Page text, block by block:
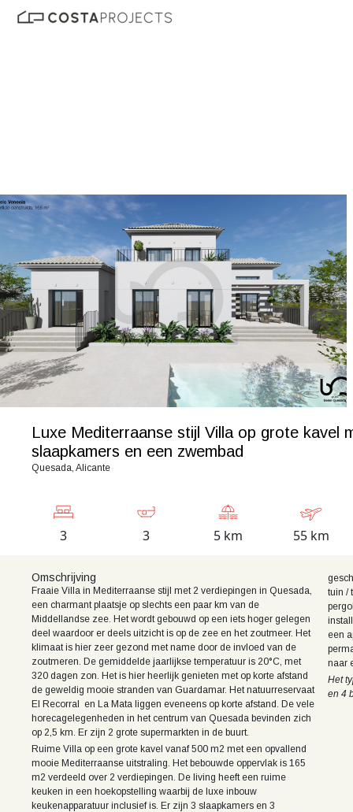
Luxe Mediterraanse stijl Villa op grote kavel
slaapkamers en een zwembad
Quesada, Alicante
3 3 5 km 55 km
Omschrijving
Fraaie Villa in Mediterraanse stijl met 2 verdiepingen in Quesada,
een charmant plaatsje op slechts een paar km van de
Middellandse zee. Het wordt gebouwd op een iets hoger gelegen
deel waardoor er deels uitzicht is op de zee en het zoutmeer. Het
klimaat is hier zeer gezond met name door de invloed van de
zoutmeren. De gemiddelde jaarlijkse temperatuur is 20°C, met
320 dagen zon. Het is hier heerlijk genieten met op korte afstand
de geweldig mooie stranden van Guardamar. Het natuurreservaat
El Recorral en La Mata liggen eveneens op korte afstand. De vele
horecagelegenheden in het centrum van Quesada bevinden zich
op 2,5 km. Er zijn 2 grote supermarkten in de buurt.
Ruime Villa op een grote kavel vanaf 500 m2 met een opvallend
mooie Mediterraanse uitstraling. Het bebouwde oppervlak is 165
m2 verdeeld over 2 verdiepingen. De living heeft een ruime
keuken in een hoekopstelling waarbij de luxe inbouw
keukenapparatuur inclusief is. Er zijn 3 slaapkamers en 3
tuin /
een
naar
Het
en 4